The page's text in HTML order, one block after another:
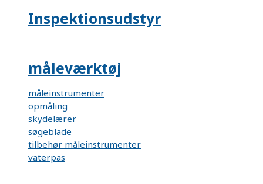
Inspektionsudstyr
måleværktøj
måleinstrumenter
opmåling
skydelærer
søgeblade
tilbehør måleinstrumenter
vaterpas